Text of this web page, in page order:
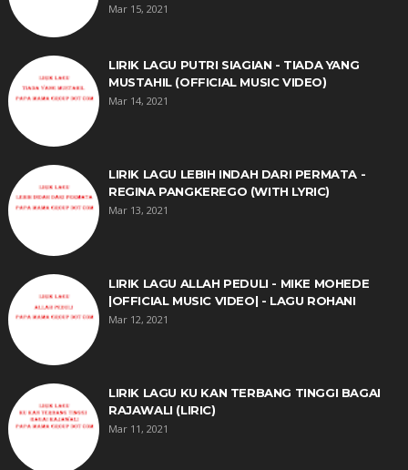
Mar 15, 2021
LIRIK LAGU PUTRI SIAGIAN - TIADA YANG
MUSTAHIL (OFFICIAL MUSIC VIDEO)
Mar 14, 2021
LIRIK LAGU LEBIH INDAH DARI PERMATA -
REGINA PANGKEREGO (WITH LYRIC)
Mar 13, 2021
LIRIK LAGU ALLAH PEDULI - MIKE MOHEDE
|OFFICIAL MUSIC VIDEO| - LAGU ROHANI
Mar 12, 2021
LIRIK LAGU KU KAN TERBANG TINGGI BAGAI
RAJAWALI (LIRIC)
Mar 11, 2021